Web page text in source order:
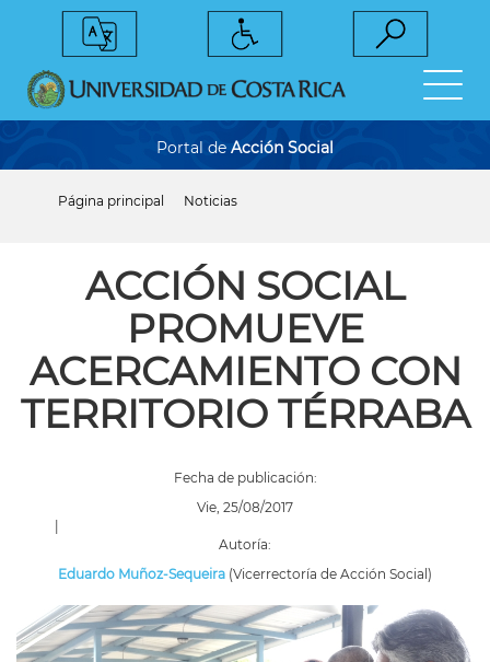
Portal de Acción Social
Página principal Noticias
ACCIÓN SOCIAL
PROMUEVE
ACERCAMIENTO CON
TERRITORIO TÉRRABA
Fecha de publicación:
Vie, 25/08/2017
|
Autoría:
Eduardo Muñoz-Sequeira (Vicerrectoría de Acción Social)